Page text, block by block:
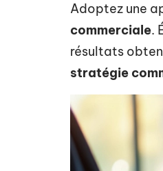
Adoptez une
commerciale.
résultats
stratégie